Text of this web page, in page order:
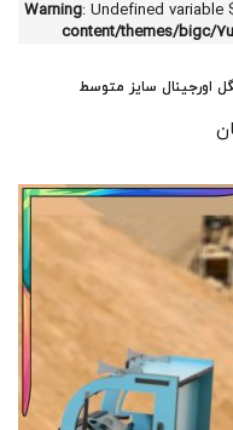
Warning: Undefined variable
content/themes/bigc/
اورجینال سایز متوسط